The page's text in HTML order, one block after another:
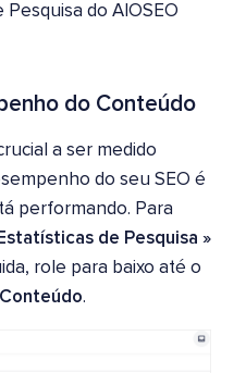
Pesquisa do AIOSEO
do Conteúdo
a ser medido
do seu SEO é
performando. Para
de Pesquisa »
role para baixo até o
.